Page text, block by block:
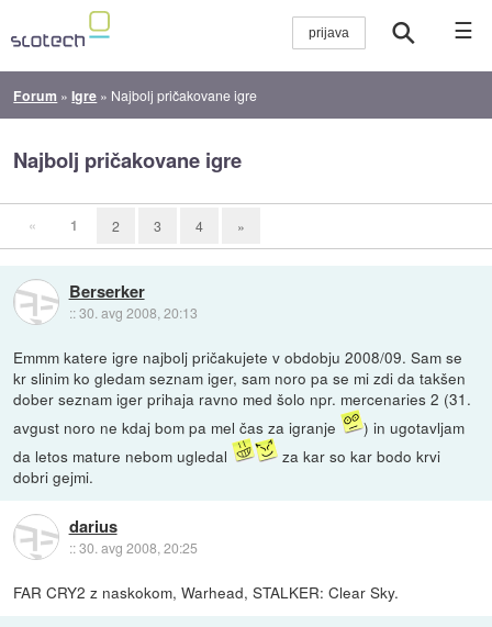
☰
Forum »Igre » Najbolj pričakovane igre
Najbolj pričakovane igre
« 1 2 3 4 »
Berserker
::30. avg 2008, 20:13
Emmm katere igre najbolj pričakujete v obdobju 2008/09. Sam se
kr slinim ko gledam seznam iger, sam noro pa se mi zdi da takšen
dober seznam iger prihaja ravno med šolo npr. mercenaries 2 (31.
avgust noro ne kdaj bom pa mel čas za igranje
) in ugotavljam
da letos mature nebom ugledal
za kar so kar bodo krvi
dobri gejmi.
darius
::30. avg 2008, 20:25
FAR CRY2 z naskokom, Warhead, STALKER: Clear Sky.